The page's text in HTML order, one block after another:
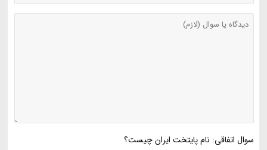
سوال اتفاقی: نام پایتخت ایران چیست؟